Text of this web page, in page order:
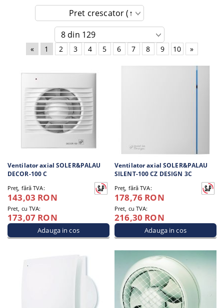
« 1 2 3 4 5 6 7 8 9 10 »
Ventilator axial SOLER&PALAU
DECOR-100 C
Preţ, fără TVA:
143,03 RON
Pret, cu TVA:
173,07 RON
Ventilator axial SOLER&PALAU
SILENT-100 CZ DESIGN 3C
Preţ, fără TVA:
178,76 RON
Pret, cu TVA:
216,30 RON